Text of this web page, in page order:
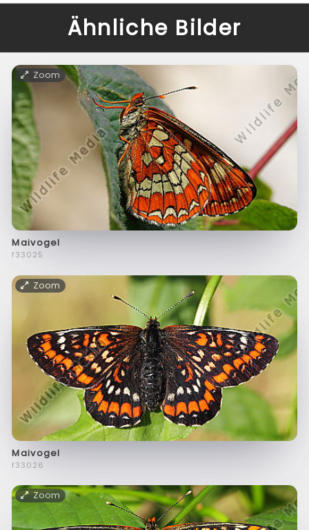
Ähnliche Bilder
Zoom
Maivogel
f33025
Zoom
Maivogel
f33026
Zoom